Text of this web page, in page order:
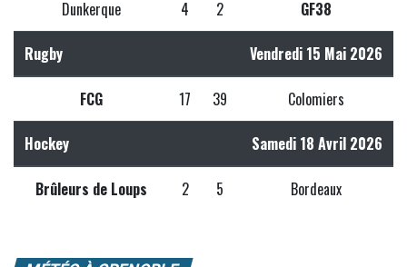
Dunkerque 4 2 GF38
Rugby Vendredi 15 Mai 2026
FCG 17 39 Colomiers
Hockey Samedi 18 Avril 2026
Brûleurs de Loups 2 5 Bordeaux